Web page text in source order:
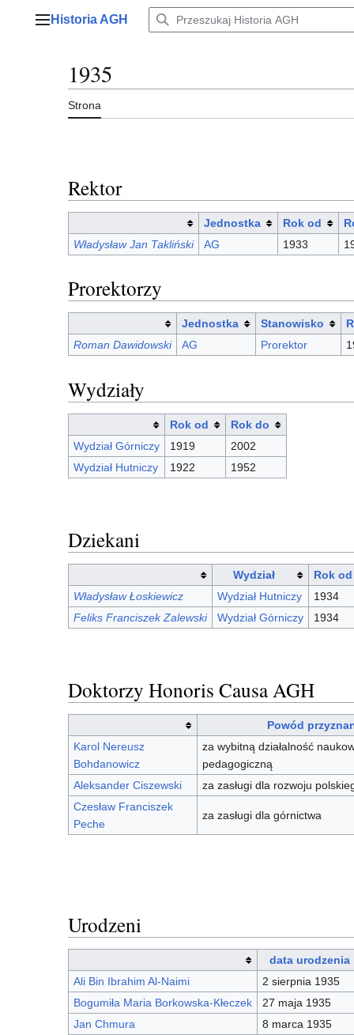
Menu główne
Historia AGH
1935
Strona
Rektor
Jednostka Rok od
Władysław Jan Takliński
AG 1933
Prorektorzy
Jednostka Stanowisko
Roman Dawidowski
AG Prorektor
Wydziały
Rok od
Rok do
Wydział Górniczy
1919
2002
Wydział Hutniczy
1922 1952
Dziekani
Wydział
Rok od
Władysław Łoskiewicz
Wydział Hutniczy
1934
Feliks Franciszek Zalewski
Wydział Górniczy 1934
Doktorzy Honoris Causa AGH
Powód
Karol Nereusz
Bohdanowicz
za wybitną działalność
pedagogiczną
Aleksander Ciszewski
za zasługi dla rozwoju
Czesław Franciszek
Peche
za zasługi dla górnictwa
Urodzeni
data urodzenia
Ali Bin Ibrahim Al-Naimi
2 sierpnia 1935
Bogumiła Maria Borkowska-Kłeczek
27 maja 1935
Jan Chmura
8 marca 1935